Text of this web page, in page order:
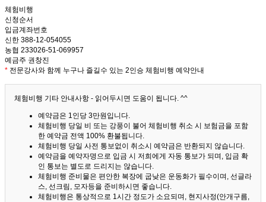
체험비행
신청순서
입금계좌번호
신한 388-12-054055
농협 233026-51-069957
예금주 권창진
* 전문강사와 함께 누구나 즐길수 있는 2인승 체험비행 예약안내
체험비행 기타 안내사항 - 읽어두시면 도움이 됩니다. ^^
예약금은 1인당 3만원입니다.
체험비행 당일 비 또는 강풍이 불어 체험비행 취소 시 보험금을 포함
한 예약금 전액 100% 환불됩니다.
체험비행 당일 사전 통보없이 취소시 예약금은 반환되지 않습니다.
예약금을 예약자명으로 입금 시 저희에게 자동 통보가 되며, 입금 확
인 통보는 별도로 드리지는 않습니다.
체험비행 준비물은 편안한 복장에 굽낮은 운동화가 필수이며, 선글라
스, 선크림, 모자등을 준비하시면 좋습니다.
체험비행은 통상적으로 1시간 정도가 소요되며, 현지사정(안개구름,